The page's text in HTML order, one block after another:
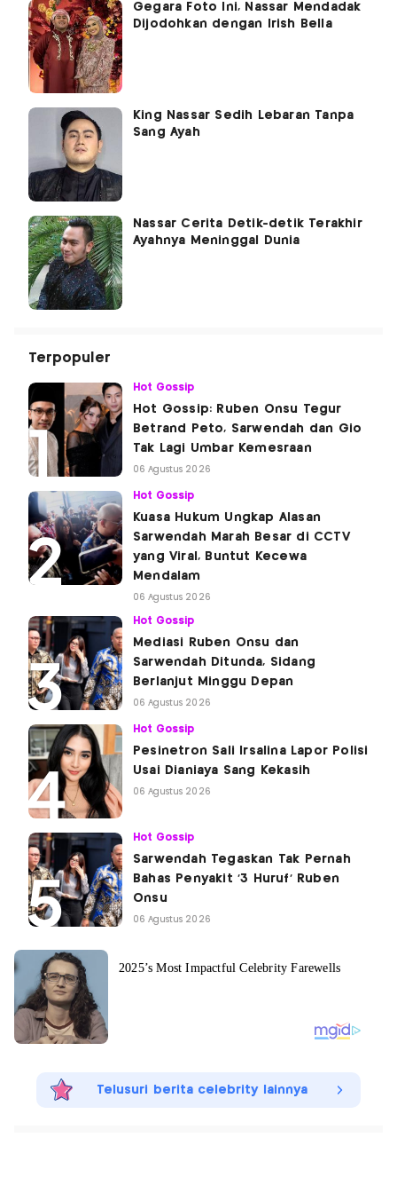
Gegara Foto Ini, Nassar Mendadak
Dijodohkan dengan Irish Bella
King Nassar Sedih Lebaran Tanpa
Sang Ayah
Nassar Cerita Detik-detik Terakhir
Ayahnya Meninggal Dunia
Terpopuler
Hot Gossip
Hot Gossip: Ruben Onsu Tegur
Betrand Peto, Sarwendah dan Gio
Tak Lagi Umbar Kemesraan
06 Agustus 2026
Hot Gossip
Kuasa Hukum Ungkap Alasan
Sarwendah Marah Besar di CCTV
yang Viral, Buntut Kecewa
Mendalam
06 Agustus 2026
Hot Gossip
Mediasi Ruben Onsu dan
Sarwendah Ditunda, Sidang
Berlanjut Minggu Depan
06 Agustus 2026
Hot Gossip
Pesinetron Sali Irsalina Lapor Polisi
Usai Dianiaya Sang Kekasih
06 Agustus 2026
Hot Gossip
Sarwendah Tegaskan Tak Pernah
Bahas Penyakit '3 Huruf' Ruben
Onsu
06 Agustus 2026
Telusuri berita celebrity lainnya